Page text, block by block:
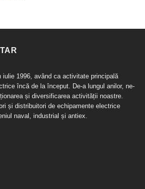
1996, având ca activitate principală
încă de la început. De-a lungul anilor, ne-
și diversificarea activității noastre.
și distribuitori de echipamente electrice
naval, industrial și antiex.